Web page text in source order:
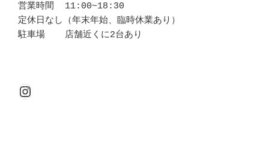
営業時間  11:00~18:30
定休日なし（年末年始、臨時休業あり）
駐車場  　店舗近くに2台あり
Instagram